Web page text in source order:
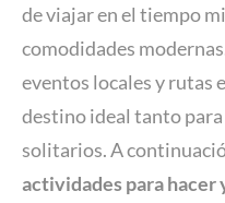
de viajar en el tiempo
comodidades
eventos locales y rutas
destino ideal tanto
solitarios. A
actividades para hacer